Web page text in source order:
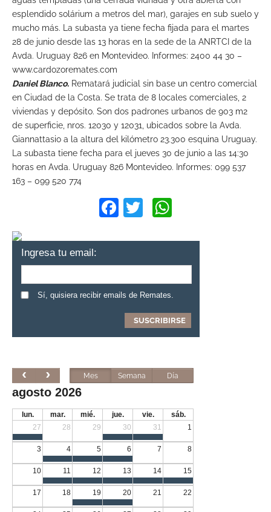
esplendido solárium a metros del mar), garajes en sub suelo y
mucho más. La subasta ya tiene fecha fijada para el martes
28 de junio desde las 13 horas en la sede de la ANRTCI de la
Avda. Uruguay 826 en Montevideo. Informes: 2400 44 30 –
www.cardozoremates.com
Daniel Blanco. Rematará judicial sin base un centro comercial
en Ciudad de la Costa. Se trata de 8 locales comerciales, 2
viviendas y depósito. Son dos padrones urbanos de 903 m2
de superficie, nros. 12030 y 12031, ubicados sobre la Avda.
Giannattasio a la altura del kilómetro 23.300 esquina Uruguay.
La subasta tiene fecha para el jueves 30 de junio a las 14:30
horas en Avda. Uruguay 826 Montevideo. Informes: 099 537
163 – 099 520 774
Facebook
Twitter
Ingresa tu email:
Sí, quisiera recibir emails de Remates.
Mes Semana Día
agosto 2026
lun. mar. mié. jue. vie.
sáb.
27
28 29 30 31 1
3 4 5 6 7 8
10 11 12 13 14 15
17 18 19 20 21 22